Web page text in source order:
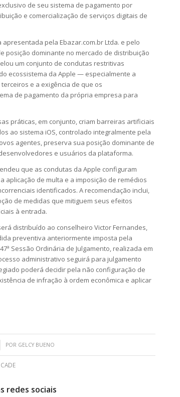
de seu sistema de pagamento por
e comercialização de serviços digitais de
pela Ebazar.com.br Ltda. e pelo
posição dominante no mercado de distribuição
um conjunto de condutas restritivas
ecossistema da Apple — especialmente a
e a exigência de que os
de pagamento da própria empresa para
práticas, em conjunto, criam barreiras artificiais
ao sistema iOS, controlado integralmente pela
agentes, preserva sua posição dominante de
e usuários da plataforma.
que as condutas da Apple configuram
aplicação de multa e a imposição de remédios
identificados. A recomendação inclui,
de medidas que mitiguem seus efeitos
à entrada.
distribuído ao conselheiro Victor Fernandes,
preventiva anteriormente imposta pela
Sessão Ordinária de Julgamento, realizada em
administrativo seguirá para julgamento
poderá decidir pela não configuração de
de infração à ordem econômica e aplicar
POR GELCY BUENO
CADE
redes sociais